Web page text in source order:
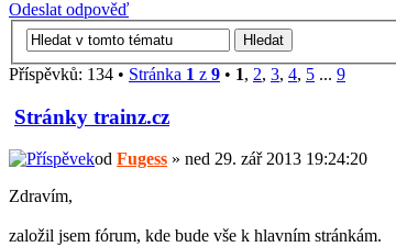
Odeslat odpověď
Příspěvků: 134 • Stránka 1 z 9 • 1, 2, 3, 4, 5 ... 9
Stránky trainz.cz
od Fugess » ned 29. zář 2013 19:24:20
Zdravím,
založil jsem fórum, kde bude vše k hlavním stránkám.